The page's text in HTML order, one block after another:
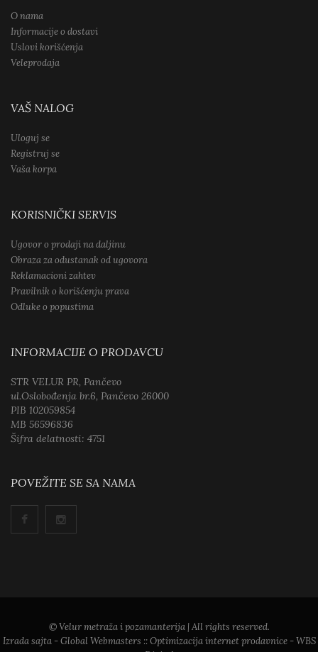
O nama
Informacije o dostavi
Uslovi korišćenja
Veleprodaja
VAŠ NALOG
Uloguj se
Registruj se
Vaša korpa
KORISNIČKI SERVIS
Ugovor o prodaji na daljinu
Obraza za odustanak od ugovora
Reklamacioni zahtev
Pravilnik o korišćenju prava
Odluke o popustima
INFORMACIJE O PRODAVCU
STR VELUR PR, Pančevo
ul.Oslobođenja br.6, Pančevo 26000
PIB 102059854
MB 56596836
Šifra delatnosti: 4751
POVEŽITE SE SA NAMA
© Velur metraža i pozamanterija | All rights reserved.
Izrada sajta- Global Webmasters ::Optimizacija internet prodavnice- WBS